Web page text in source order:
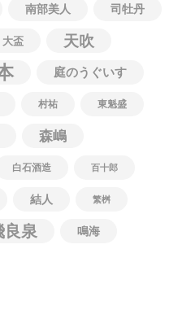
南部美人 司牡丹
大盃 天吹
庭のうぐいす
村祐 東魁盛
森嶋
白石酒造 百十郎
結人 繁桝
良泉 鳴海